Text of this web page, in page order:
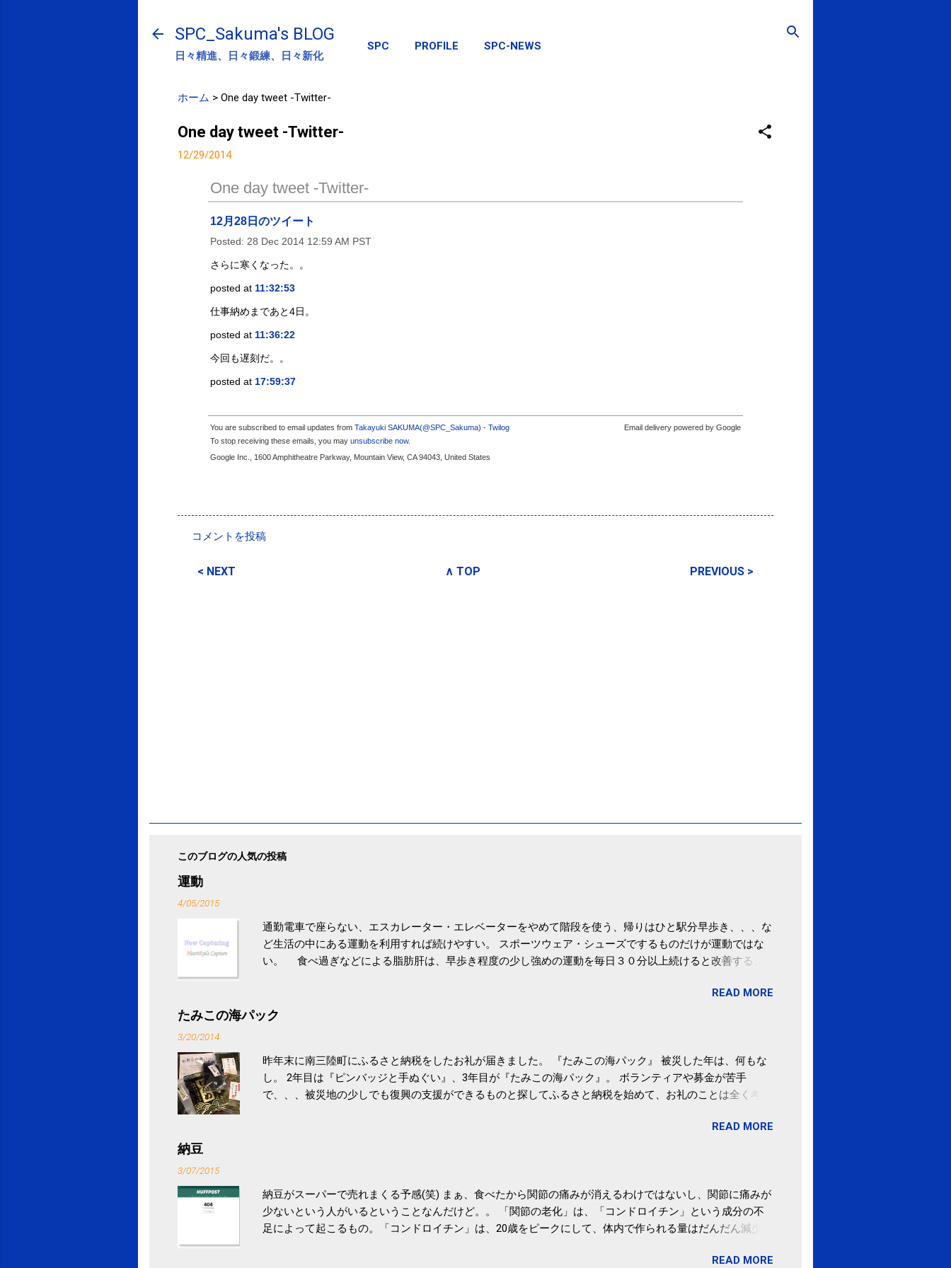
SPC_Sakuma's BLOG
日々精進、日々鍛練、日々新化
SPC PROFILE SPC-NEWS
ホーム > One day tweet -Twitter-
One day tweet -Twitter-
12/29/2014
One day tweet -Twitter-
12月28日のツイート
Posted: 28 Dec 2014 12:59 AM PST
さらに寒くなった。。
posted at 11:32:53
仕事納めまであと4日。
posted at 11:36:22
今回も遅刻だ。。
posted at 17:59:37
You are subscribed to email updates from Takayuki SAKUMA(@SPC_Sakuma) - Twilog
To stop receiving these emails, you may unsubscribe now.
Email delivery powered by Google
Google Inc., 1600 Amphitheatre Parkway, Mountain View, CA 94043, United States
メ
コメントを投稿
< NEXT ∧ TOP PREVIOUS >
このブログの人気の投稿
運動
4/05/2015
通勤電車で座らない、エスカレーター・エレベーターをやめて階段を使う、帰りはひと駅分早歩き、、、な
ど生活の中にある運動を利用すれば続けやすい。 スポーツウェア・シューズでするものだけが運動ではな
い。 食べ過ぎなどによる脂肪肝は、早歩き程度の少し強めの運動を毎日３０分以上続けると改善する、
ル性脂肪性肝疾患。体重は減らなくても効果があるという。 正田教授は「汗ばむ程度の運動を毎日３０分
続けることが有用」としている。 脂肪肝、毎日３０分の早歩きで改善 筑波大「減量しなくても効果」 -
READ MORE
たみこの海パック
3/20/2014
昨年末に南三陸町にふるさと納税をしたお礼が届きました。 『たみこの海パック』 被災した年は、何もな
し。 2年目は『ピンバッジと手ぬぐい』、3年目が『たみこの海パック』。 ボランティアや募金が苦手
で、、、被災地の少しでも復興の支援ができるものと探してふるさと納税を始めて、お礼のことは全く考え
税になるということもあって始めたのですが、節税になるほど稼げていないのでこちらの目的は......。 総務
READ MORE
納豆
3/07/2015
納豆がスーパーで売れまくる予感(笑) まぁ、食べたから関節の痛みが消えるわけではないし、関節に痛みが
少ないという人がいるということなんだけど。。 「関節の老化」は、「コンドロイチン」という成分の不
足によって起こるもの。「コンドロイチン」は、20歳をピークにして、体内で作られる量はだんだん減少し
いためには、食生活で「コンドロイチン」を補うことが大切。そして「コンドロイチン」という成分は、納
READ MORE